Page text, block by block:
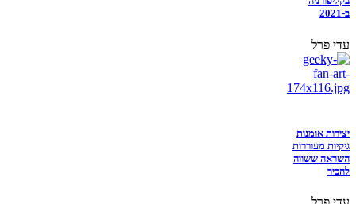
ב-2021
עדי פרל
יצירות אומנות
גיקיות מעוררות
השראה ששווה
להכיר